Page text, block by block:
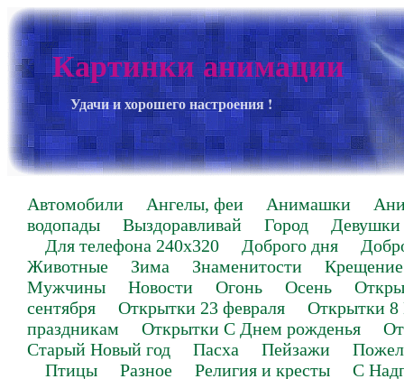
Картинки анимации
Удачи и хорошего настроения !
Автомобили Ангелы, феи Анимашки
водопады
Выздоравливай Город
Девушки
Для телефона 240х320
Доброго дня
Животные
Зима Знаменитости
Крещение
Мужчины
Новости Огонь Осень
сентября
Открытки 23 февраля
Открытки 8
праздникам
Открытки С Днем рожденья
Старый Новый год
Пасха Пейзажи
Птицы
Разное Религия и кресты
С